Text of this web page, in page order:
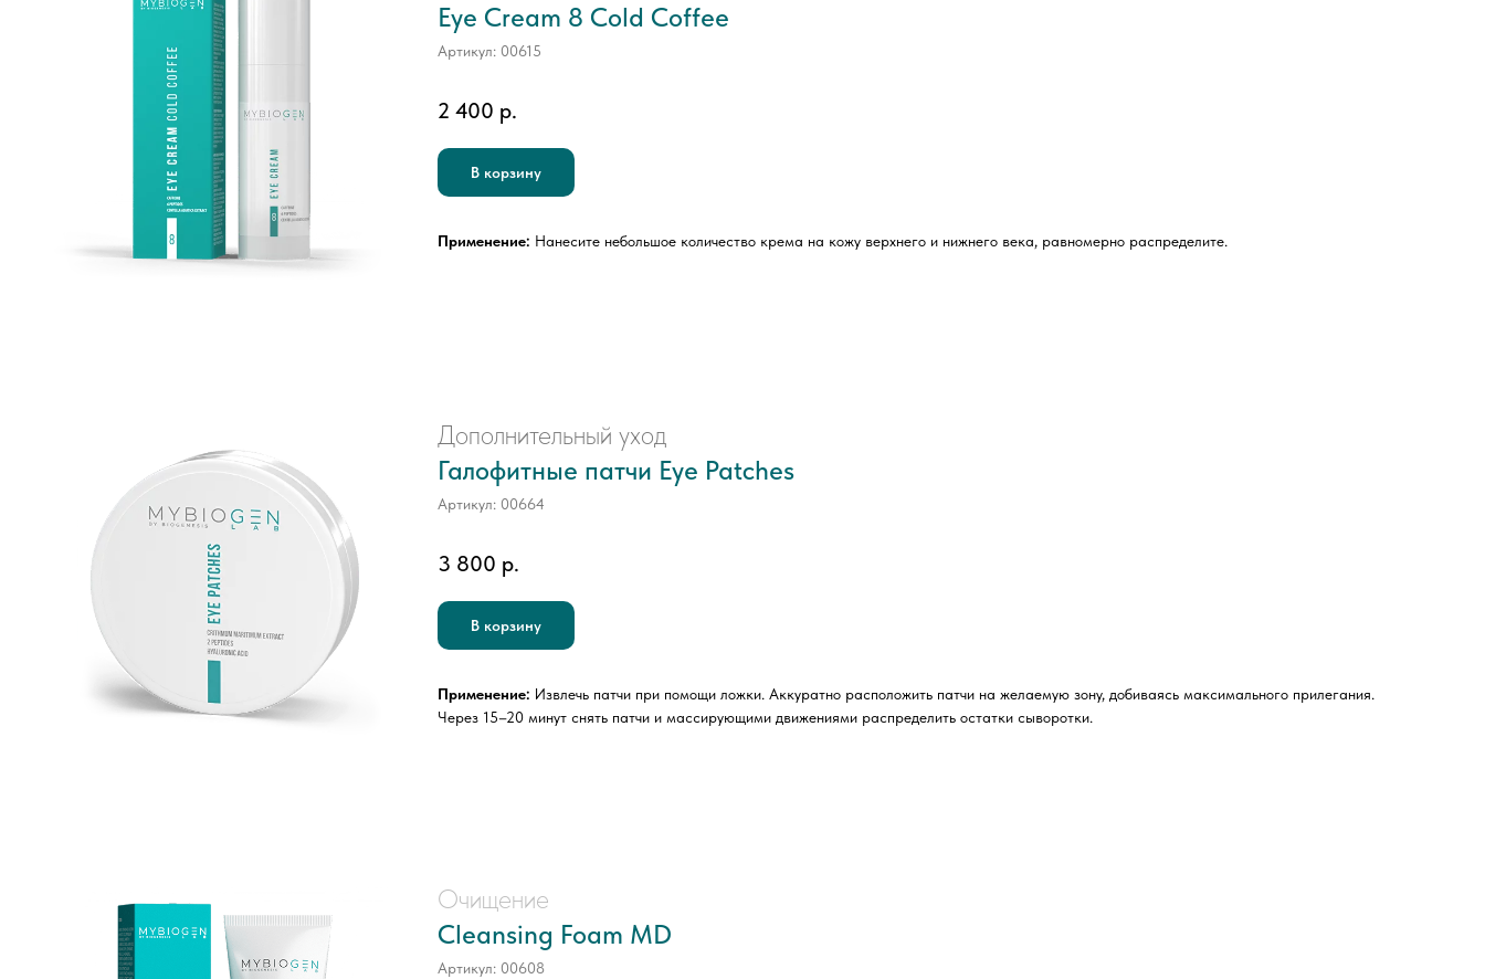
Eye Cream 8 Cold Coffee
Артикул: 00615
2 400 р.
В корзину
Применение: Нанесите небольшое количество крема на кожу верхнего и нижнего века, равномерно распределите.
Дополнительный уход
Галофитные патчи Eye Patches
Артикул: 00664
3 800 р.
В корзину
Применение: Извлечь патчи при помощи ложки. Аккуратно расположить патчи на желаемую зону, добиваясь максимального прилегания.
Через 15–20 минут снять патчи и массирующими движениями распределить остатки сыворотки.
Очищение
Cleansing Foam MD
Артикул: 00608